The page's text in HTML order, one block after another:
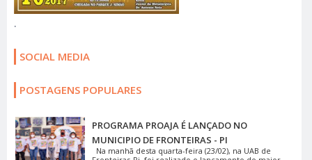
.
SOCIAL MEDIA
POSTAGENS POPULARES
PROGRAMA PROAJA É LANÇADO NO
MUNICIPIO DE FRONTEIRAS - PI
Na manhã desta quarta-feira (23/02), na UAB de